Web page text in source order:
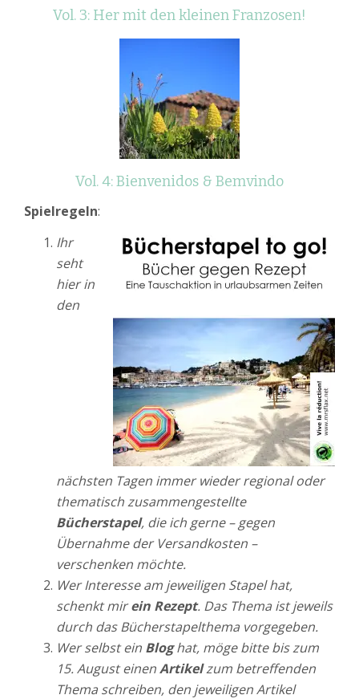
Vol. 3: Her mit den kleinen Franzosen!
Vol. 4: Bienvenidos & Bemvindo
Spielregeln:
Ihr
seht
hier in
den
nächsten Tagen immer wieder regional oder
thematisch zusammengestellte
Bücherstapel, die ich gerne – gegen
Übernahme der Versandkosten –
verschenken möchte.
Wer Interesse am jeweiligen Stapel hat,
schenkt mirein Rezept. Das Thema ist jeweils
durch das Bücherstapelthema vorgegeben.
Wer selbst ein Bloghat, möge bitte bis zum
15. August einenArtikelzum betreffenden
Thema schreiben, den jeweiligen Artikel